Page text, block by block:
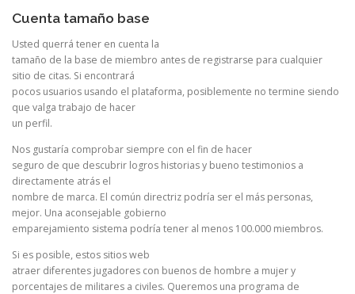
Cuenta tamaño base
Usted querrá tener en cuenta la
tamaño de la base de miembro antes de registrarse para cualquier
sitio de citas. Si encontrará
pocos usuarios usando el plataforma, posiblemente no termine siendo
que valga trabajo de hacer
un perfil.
Nos gustaría comprobar siempre con el fin de hacer
seguro de que descubrir logros historias y bueno testimonios a
directamente atrás el
nombre de marca. El común directriz podría ser el más personas,
mejor. Una aconsejable gobierno
emparejamiento sistema podría tener al menos 100.000 miembros.
Si es posible, estos sitios web
atraer diferentes jugadores con buenos de hombre a mujer y
porcentajes de militares a civiles. Queremos una programa de